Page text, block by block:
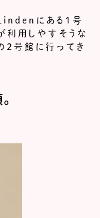
にある１号
用しやすそうな
号館に行ってき